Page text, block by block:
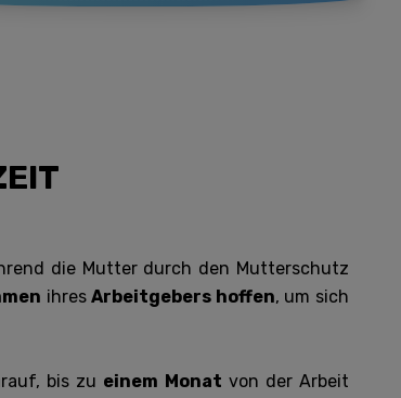
die Mutter durch den Mutterschutz
ihresArbeitgebers hoffen, um sich
bis zu einem Monat von der Arbeit